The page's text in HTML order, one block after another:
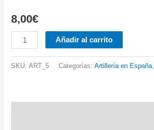
8,00€
5.
MISIL
Añadir al carrito
SKU:ART_5 Categorías:Artillería en España,